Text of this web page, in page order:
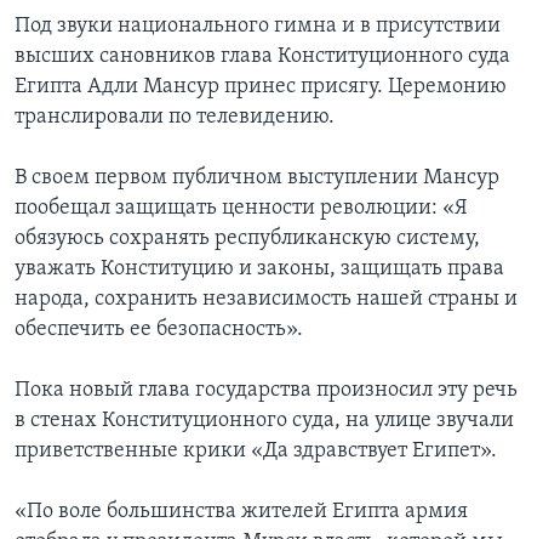
Под звуки национального гимна и в присутствии
высших сановников глава Конституционного суда
Египта Адли Мансур принес присягу. Церемонию
транслировали по телевидению.
В своем первом публичном выступлении Мансур
пообещал защищать ценности революции: «Я
обязуюсь сохранять республиканскую систему,
уважать Конституцию и законы, защищать права
народа, сохранить независимость нашей страны и
обеспечить ее безопасность».
Пока новый глава государства произносил эту речь
в стенах Конституционного суда, на улице звучали
приветственные крики «Да здравствует Египет».
«По воле большинства жителей Египта армия